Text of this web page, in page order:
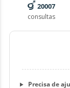
20007
consultas
Precisa de